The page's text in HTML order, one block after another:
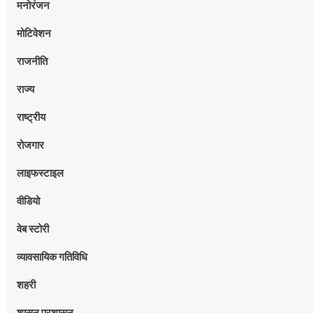
मनोरंजन
मोटिवेशन
राजनीति
राज्य
राष्ट्रीय
रोजगार
लाइफस्टाइल
वीडियो
वेब स्टोरी
व्यावसायिक गतिविधि
शहरी